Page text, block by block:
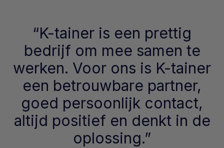
K-tainer is een prettig
bedrijf om mee samen te
werken. Voor ons is K-tainer
een betrouwbare partner,
goed persoonlijk contact,
altijd positief en denkt in de
oplossing.